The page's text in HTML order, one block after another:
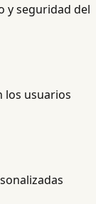
y seguridad del
los usuarios